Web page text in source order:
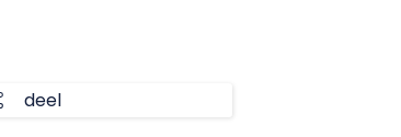
deel